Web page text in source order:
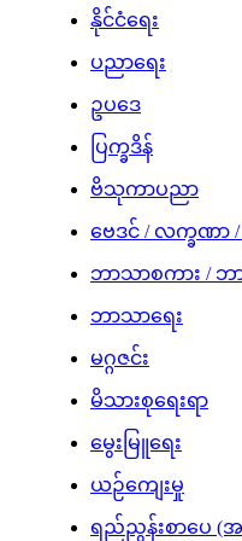
နိုင်ငံရေး
ပညာရေး
ဥပဒေ
ပြက္ခဒိန်
ဗိသုကာပညာ
ဗေဒင် / လက္ခဏာ
ဘာသာစကား / ဘ
ဘာသာရေး
မဂ္ဂဇင်း
မိသားစုရေးရာ
မွေးမြူရေး
ယဉ်ကျေးမှု
ရည်ညွန်းစာပေ (အ